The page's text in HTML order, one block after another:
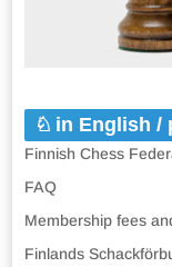
in English /
Finnish Chess
FAQ
Membership fees
Finlands